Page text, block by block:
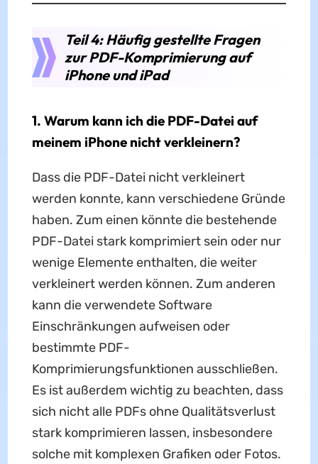
Teil 4: Häufig gestellte Fragen
zur PDF-Komprimierung auf
iPhone und iPad
1. Warum kann ich die PDF-Datei auf
meinem iPhone nicht verkleinern?
Dass die PDF-Datei nicht verkleinert
werden konnte, kann verschiedene Gründe
haben. Zum einen könnte die bestehende
PDF-Datei stark komprimiert sein oder nur
wenige Elemente enthalten, die weiter
verkleinert werden können. Zum anderen
kann die verwendete Software
Einschränkungen aufweisen oder
bestimmte PDF-
Komprimierungsfunktionen ausschließen.
Es ist außerdem wichtig zu beachten, dass
sich nicht alle PDFs ohne Qualitätsverlust
stark komprimieren lassen, insbesondere
solche mit komplexen Grafiken oder Fotos.